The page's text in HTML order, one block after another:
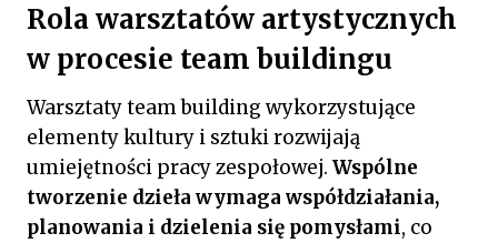
Rola warsztatów artystycznych
w procesie team buildingu
Warsztaty team building wykorzystujące
elementy kultury i sztuki rozwijają
umiejętności pracy zespołowej. Wspólne
tworzenie dzieła wymaga współdziałania,
planowania i dzielenia się pomysłami, co